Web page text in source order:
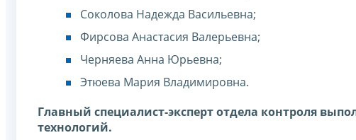
Соколова Надежда Васильевна;
Фирсова Анастасия Валерьевна;
Черняева Анна Юрьевна;
Этюева Мария Владимировна.
Главный специалист-эксперт отдела контроля
технологий.